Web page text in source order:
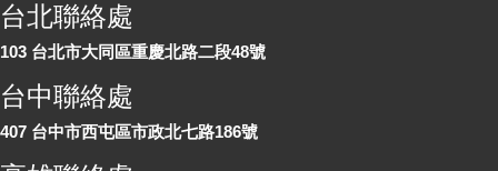
台北聯絡處
103 台北市大同區重慶北路二段48號
台中聯絡處
407 台中市西屯區市政北七路186號